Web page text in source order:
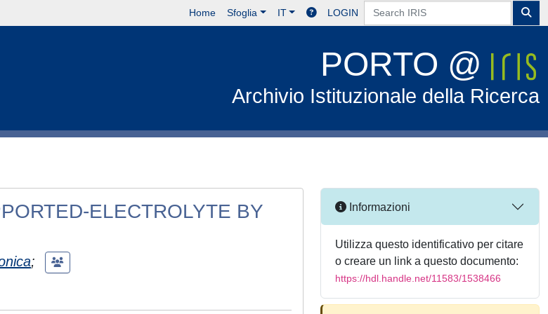
Home Sfoglia IT LOGIN
PORTO @
Archivio Istituzionale della Ricerca
ELECTROLYTE BY
;
Informazioni
Utilizza questo identificativo per citare
o creare un link a questo documento:
https://hdl.handle.net/11583/1538466